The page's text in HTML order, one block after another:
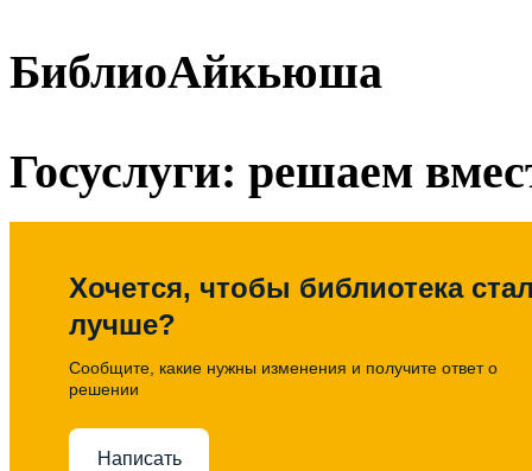
БиблиоАйкьюша
Госуслуги: решаем
Хочется, чтобы библиотека
лучше?
Сообщите, какие нужны изменения и получите ответ о
решении
Написать